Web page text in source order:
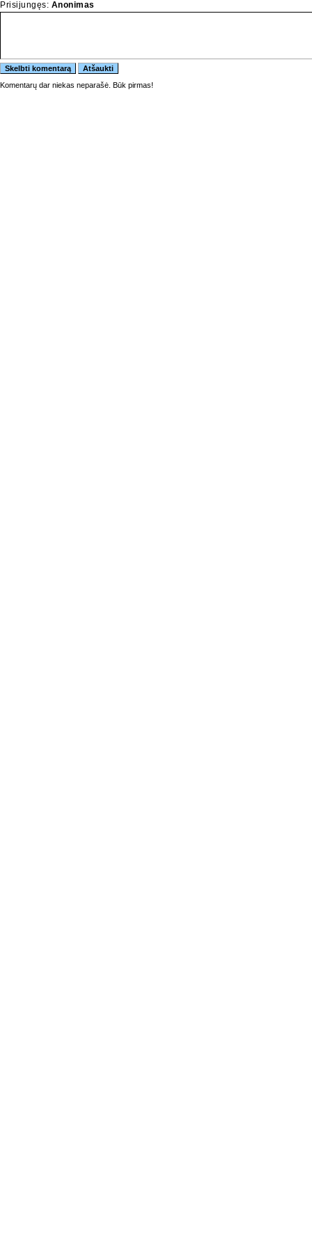
Prisijungęs: Anonimas
Komentarų dar niekas neparašė. Būk pirmas!